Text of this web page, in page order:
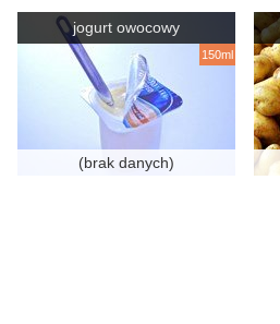
jogurt owocowy
150ml
(brak danych)